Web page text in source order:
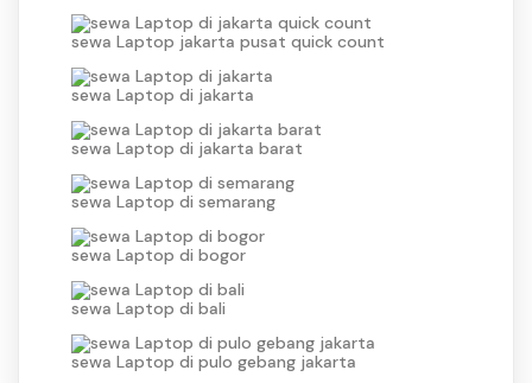
sewa Laptop jakarta pusat quick count
sewa Laptop di jakarta
sewa Laptop di jakarta barat
sewa Laptop di semarang
sewa Laptop di bogor
sewa Laptop di bali
sewa Laptop di pulo gebang jakarta